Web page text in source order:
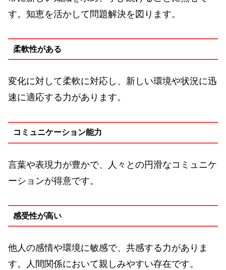
す。知恵を活かして問題解決を図ります。
柔軟性がある
変化に対して柔軟に対応し、新しい環境や状況に迅
速に適応する力があります。
コミュニケーション能力
言葉や表現力が豊かで、人々との円滑なコミュニケ
ーションが得意です。
感受性が高い
他人の感情や環境に敏感で、共感する力がありま
す。人間関係において親しみやすい存在です。